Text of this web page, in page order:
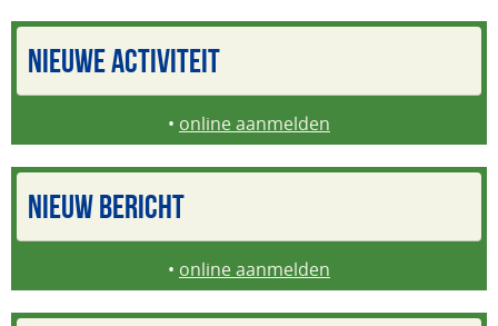
NIEUWE ACTIVITEIT
• online aanmelden
NIEUW BERICHT
• online aanmelden